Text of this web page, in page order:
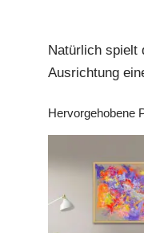
Natürlich spielt
Ausrichtung
Hervorgehobene